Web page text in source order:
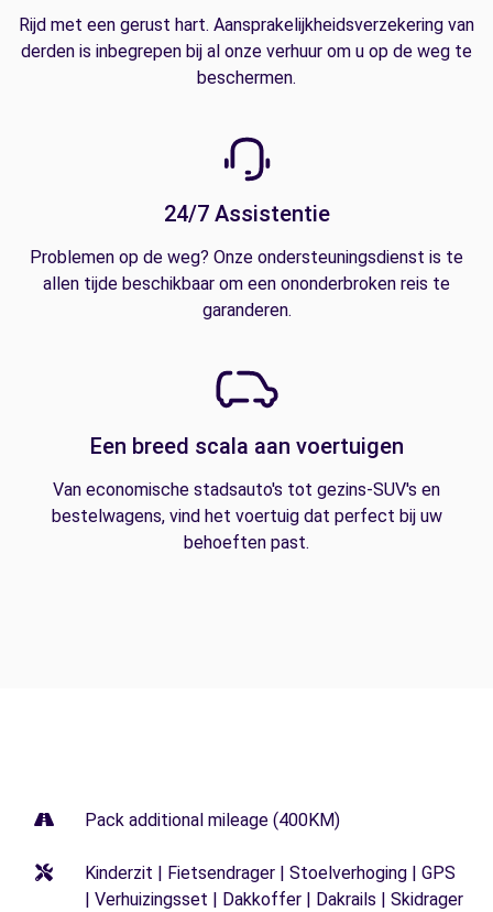
Rijd met een gerust hart. Aansprakelijkheidsverzekering van
derden is inbegrepen bij al onze verhuur om u op de weg te
beschermen.
24/7 Assistentie
Problemen op de weg? Onze ondersteuningsdienst is te
allen tijde beschikbaar om een ononderbroken reis te
garanderen.
Een breed scala aan voertuigen
Van economische stadsauto's tot gezins-SUV's en
bestelwagens, vind het voertuig dat perfect bij uw
behoeften past.
Pack additional mileage (400KM)
Kinderzit | Fietsendrager | Stoelverhoging | GPS
| Verhuizingsset | Dakkoffer | Dakrails | Skidrager